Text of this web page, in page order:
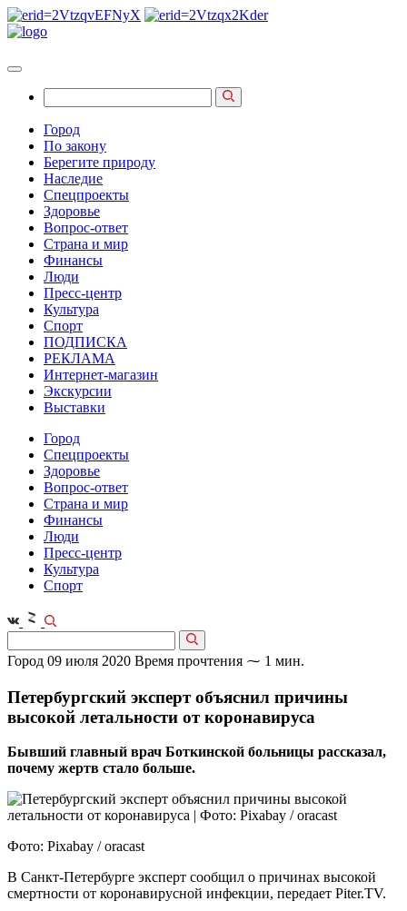
Город
По закону
Берегите природу
Наследие
Спецпроекты
Здоровье
Вопрос-ответ
Страна и мир
Финансы
Люди
Пресс-центр
Культура
Спорт
ПОДПИСКА
РЕКЛАМА
Интернет-магазин
Экскурсии
Выставки
Город
Спецпроекты
Здоровье
Вопрос-ответ
Страна и мир
Финансы
Люди
Пресс-центр
Культура
Спорт
Город 09 июля 2020 Время прочтения ⁓ 1 мин.
Петербургский эксперт объяснил причины
высокой летальности от коронавируса
Бывший главный врач Боткинской больницы рассказал,
почему жертв стало больше.
Фото: Pixabay / oracast
В Санкт-Петербурге эксперт сообщил о причинах высокой
смертности от коронавирусной инфекции, передает Piter.TV.